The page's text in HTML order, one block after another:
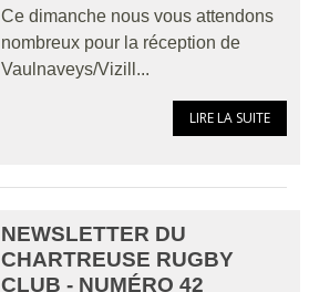
Ce dimanche nous vous attendons
nombreux pour la réception de
Vaulnaveys/Vizill...
LIRE LA SUITE
NEWSLETTER DU
CHARTREUSE RUGBY
CLUB - NUMÉRO 42